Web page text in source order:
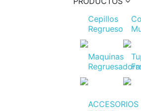
Cepillos
Regrueso
Maquinas
ACCESORIOS